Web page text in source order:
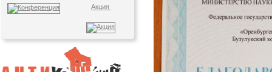
Акция